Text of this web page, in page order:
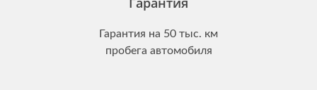
Гарантия на 50 тыс. км
пробега автомобиля